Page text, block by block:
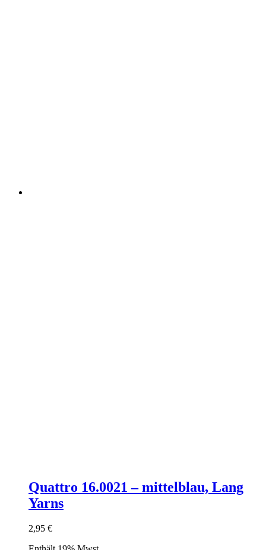
Quattro 16.0021 – mittelblau, Lang
Yarns
2,95 €